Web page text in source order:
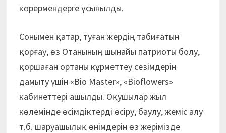
көрермендерге ұсынылды.
Сонымен қатар, туған жердің табиғатын
қорғау, өз Отанының шынайы патриоты болу,
қоршаған ортаны кұрметтеу сезімдерін
дамыту үшін «Bio Master», «Bioflowers»
кабинеттері ашылды. Оқушылар жыл
көлемінде өсімдіктерді өсіру, баулу, жеміс алу
т.б. шаруашылық өнімдерін өз жерімізде